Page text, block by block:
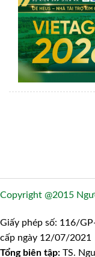
Copyright @2015
Giấy phép số: 116/
cấp ngày 12/07/2021
Tổng biên tập: TS.